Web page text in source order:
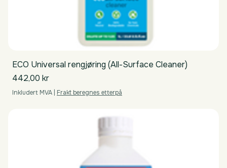
ECO Universal rengjøring (All-Surface Cleaner)
Pris
442,00 kr
Inkludert MVA | Frakt beregnes etterpå